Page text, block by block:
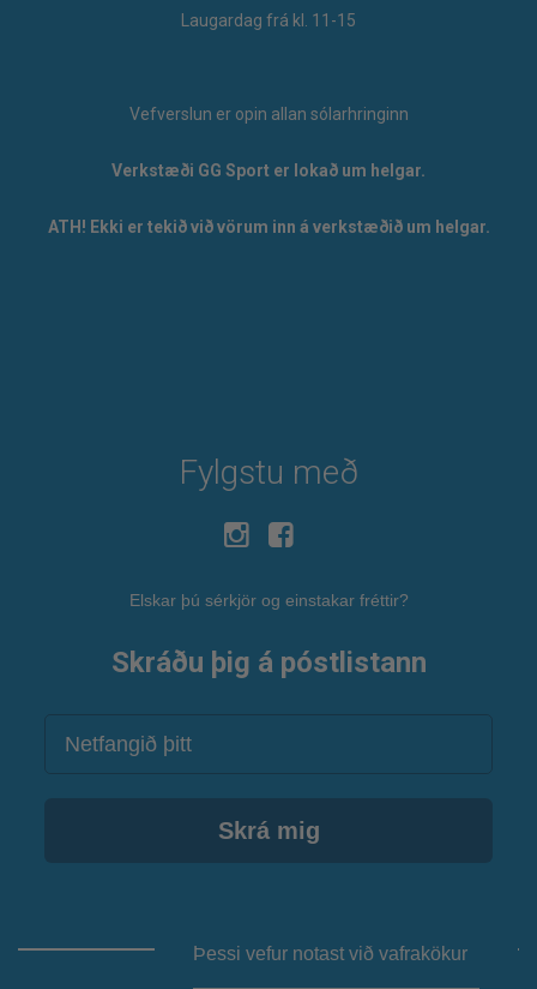
Þessi vefur notast við vafrakökur
Laugardag frá kl. 11-15
Vefverslun er opin allan sólarhringinn
Verkstæði GG Sport er lokað um helgar.
ATH! Ekki er tekið við vörum inn á verkstæðið um helgar.
Fylgstu með
Elskar þú sérkjör og einstakar fréttir?
Skráðu þig á póstlistann
Skrá mig